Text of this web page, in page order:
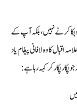
کرنے نہیں، بلکہ آپ کے
کا وہ لافانی پیغام یاد
پکار کر کہہ رہا ہے: